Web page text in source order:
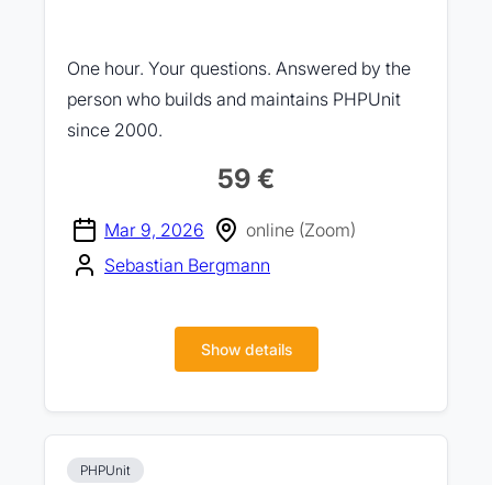
One hour. Your questions. Answered by the
person who builds and maintains PHPUnit
since 2000.
59 €
Mar 9, 2026
online (Zoom)
Sebastian Bergmann
Show details
PHPUnit